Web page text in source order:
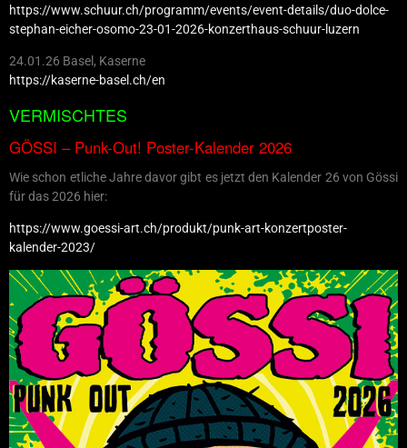
https://www.schuur.ch/programm/events/event-details/duo-dolce-
stephan-eicher-osomo-23-01-2026-konzerthaus-schuur-luzern
24.01.26 Basel, Kaserne
https://kaserne-basel.ch/en
VERMISCHTES
GÖSSI – Punk-Out! Poster-Kalender 2026
Wie schon etliche Jahre davor gibt es jetzt den Kalender 26 von Gössi
für das 2026 hier:
https://www.goessi-art.ch/produkt/punk-art-konzertposter-
kalender-2023/